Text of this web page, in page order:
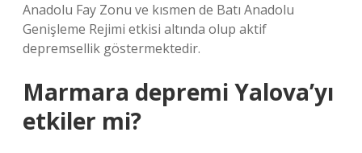
Anadolu Fay Zonu ve kısmen de Batı Anadolu
Genişleme Rejimi etkisi altında olup aktif
depremsellik göstermektedir.
Marmara depremi Yalova’yı
etkiler mi?